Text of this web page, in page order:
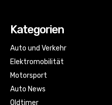
Kategorien
Auto und Verkehr
Elektromobilität
Motorsport
Auto News
Oldtimer